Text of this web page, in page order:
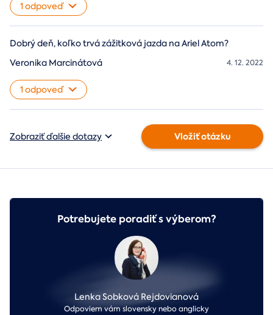
1 odpoveď
Dobrý deň, koľko trvá zážitková jazda na Ariel Atom?
4. 12. 2022
Veronika Marcinátová
1 odpoveď
Zobraziť ďalšie dotazy Vložiť otázku
Potrebujete poradiť s výberom?
Lenka Sobková Rejdovianová
Odpoviem vám slovensky nebo anglicky